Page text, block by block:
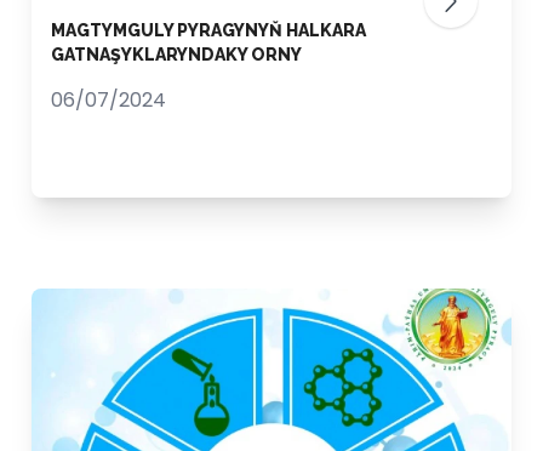
MAGTYMGULY PYRAGYNYŇ HALKARA
GATNAŞYKLARYNDAKY ORNY
06/07/2024